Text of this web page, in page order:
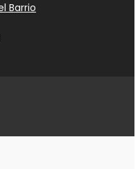
Barrio